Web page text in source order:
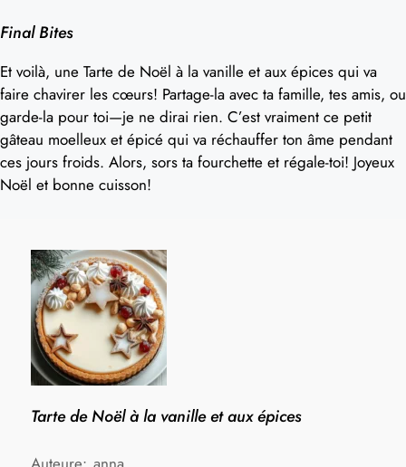
Final Bites
Et voilà, une Tarte de Noël à la vanille et aux épices qui va
faire chavirer les cœurs! Partage-la avec ta famille, tes amis, ou
garde-la pour toi—je ne dirai rien. C’est vraiment ce petit
gâteau moelleux et épicé qui va réchauffer ton âme pendant
ces jours froids. Alors, sors ta fourchette et régale-toi! Joyeux
Noël et bonne cuisson!
Tarte de Noël à la vanille et aux épices